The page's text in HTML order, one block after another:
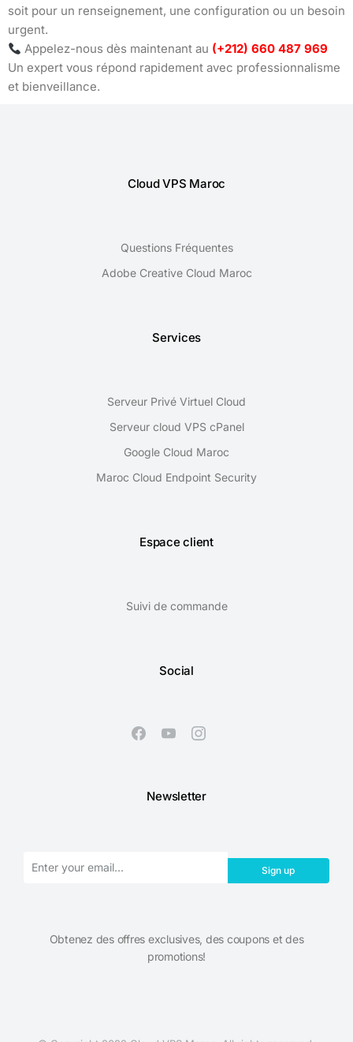
soit pour un renseignement, une configuration ou un besoin
urgent.
Appelez-nous dès maintenant au (+212) 660 487 969
Un expert vous répond rapidement avec professionnalisme
et bienveillance.
Cloud VPS Maroc
Questions Fréquentes
Adobe Creative Cloud Maroc
Services
Serveur Privé Virtuel Cloud
Serveur cloud VPS cPanel
Google Cloud Maroc
Maroc Cloud Endpoint Security
Espace client
Suivi de commande
Social
Newsletter
Sign up
Obtenez des offres exclusives, des coupons et des
promotions!​